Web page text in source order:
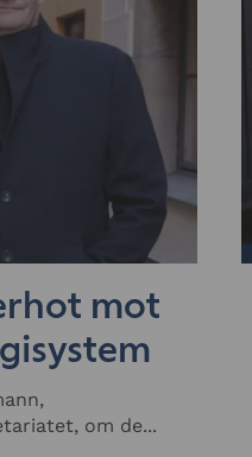
mot
om de...